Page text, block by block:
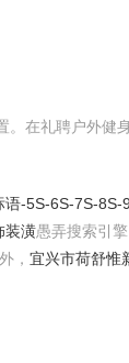
。在礼聘户外健
语-5S-6S-7S-8S-
装潢愚弄搜索引擎
， 宜兴市荷舒惟